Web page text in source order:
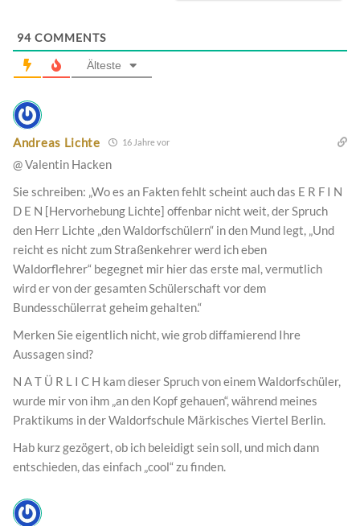
94 COMMENTS
Älteste
Andreas Lichte 16 Jahre vor
@ Valentin Hacken
Sie schreiben: „Wo es an Fakten fehlt scheint auch das E R F I N
D E N [Hervorhebung Lichte] offenbar nicht weit, der Spruch
den Herr Lichte „den Waldorfschülern“ in den Mund legt, „Und
reicht es nicht zum Straßenkehrer werd ich eben
Waldorflehrer“ begegnet mir hier das erste mal, vermutlich
wird er von der gesamten Schülerschaft vor dem
Bundesschülerrat geheim gehalten.“
Merken Sie eigentlich nicht, wie grob diffamierend Ihre
Aussagen sind?
N A T Ü R L I C H kam dieser Spruch von einem Waldorfschüler,
wurde mir von ihm „an den Kopf gehauen“, während meines
Praktikums in der Waldorfschule Märkisches Viertel Berlin.
Hab kurz gezögert, ob ich beleidigt sein soll, und mich dann
entschieden, das einfach „cool“ zu finden.